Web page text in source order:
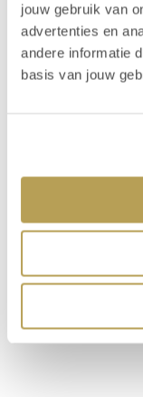
jouw gebruik van
advertenties en
andere informatie
basis van jouw